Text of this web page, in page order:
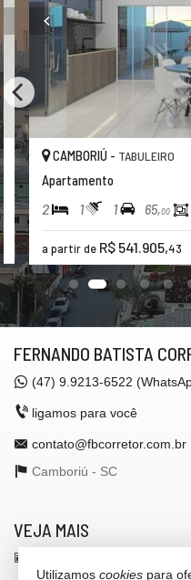
CAMBORIÚ - TABULEIRO
Apartamento
2 1 1 65,00
a partir de R$ 541.905,43
FERNANDO BATISTA
(47) 9.9213-6522
ligamos para você
contato@fbcorretor.com.br
Camboriú - SC
VEJA MAIS
Utilizamos cookies para